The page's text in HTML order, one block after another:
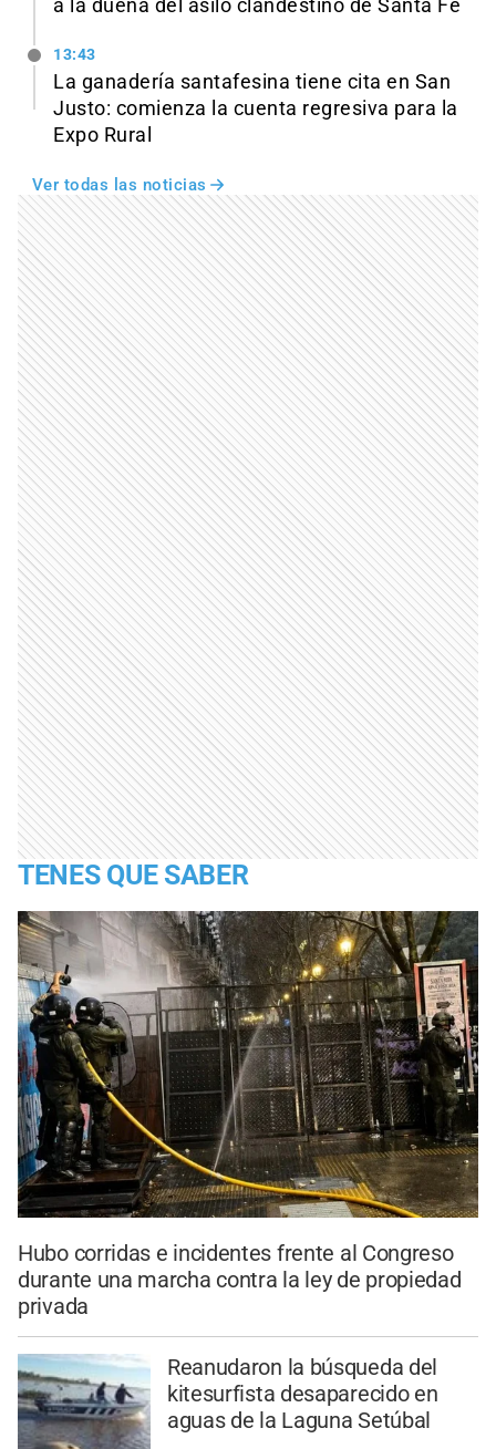
a la dueña del asilo clandestino de Santa Fe
13:43
La ganadería santafesina tiene cita en San
Justo: comienza la cuenta regresiva para la
Expo Rural
Ver todas las noticias
TENES QUE SABER
Hubo corridas e incidentes frente al Congreso
durante una marcha contra la ley de propiedad
privada
Reanudaron la búsqueda del
kitesurfista desaparecido en
aguas de la Laguna Setúbal